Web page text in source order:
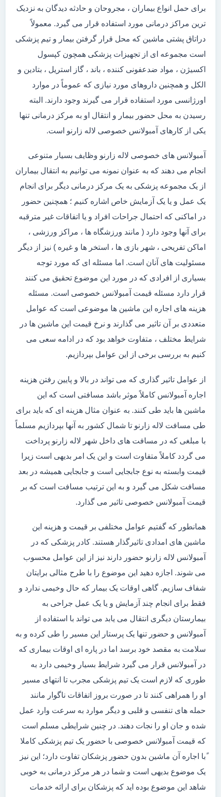
برای حمل انواع بیماران ، مجروحان و حادثه دیدگان به نزدیک
ترین مراکز درمانی مورد استفاده قرار می گیرد. معمولاً
دراتاق پشتی ماشین که محل قرار گرفتن بیمار و تیم پزشکی
است مجموعه ای از تجهیزات پزشکی همچون کپسول
اکسیژن ، مواد ضدعفونی کننده ، باند ، گاز استریل ، بتادین و
الکل و همچنین داروهای مورد نیازی که عموماً در موارد
اورژانسی مورد استفاده قرار می گیرند وجود دارند. البته
رسیدن به محل حضور بیمار و انتقال او به مرکز درمانی تنها
یکی از کارهای آمبولانس خصوصی لاله زارنو است.
آمبولانس های خصوصی لاله زارنو وظایف بسیار متنوعی
انجام می دهند که به عنوان نمونه می توانیم به انتقال بیماران
از یک مجموعه پزشکی به یک مرکز درمانی دیگر برای انجام
یک عمل و یا یک آزمایش خاص اشاره کنیم ؛ همچنین حضور
در اماکنی که احتمال جراحات افراد و یا اتفاقات غیر مترقبه
برای آنها وجود دارد ( مانند ورزشگاه ها ، مراکز ورزشی ،
اماکن تفریحی ، شهر بازی ها ، استخر ها و غیره ) نیز از دیگر
مسئولیت های آنان است. اما مسئله ای که مورد توجه
بسیاری از افرادی که در مورد این موضوع تحقیق می کنند
قرار دارد مسئله قیمت آمبولانس خصوصی است. مسئله
هزینه های اجاره این ماشین ها موضوعی است که عوامل
متعددی بر آن تاثیر می گذارند و نرخ قیمت این ماشین ها در
شرایط مختلف ، متفاوت خواهد بود که در ادامه سعی می
کنیم به بررسی برخی از این عوامل بپردازیم.
از عوامل تاثیر گذاری که می تواند در بالا و پایین رفتن هزینه
اجاره آمبولانس کاملاً موثر باشد مسافتی است که این
ماشین ها باید طی کنند. به عنوان مثال هزینه ای که باید برای
طی مسافت لاله زارنو تا شمال کشور به آنها بپردازیم مسلماً
با مبلغی که در مسافت های داخل شهر لاله زارنو پرداخت
می گردد کاملاً متفاوت است و این یک امر بدیهی است زیرا
قیمت وابسته به نوع جابجایی است و جابجایی همیشه در بعد
مسافت شکل می گیرد و به این ترتیب مسافت است که بر
قیمت آمبولانس خصوصی تاثیر می گذارد.
همانطور که گفتیم عوامل مختلفی بر قیمت و هزینه این
ماشین های امدادی تاثیرگذار هستند. کادر پزشکی که در
آمبولانس لاله زارنو حضور دارند نیز از این عوامل محسوب
می شوند. اجازه دهید این موضوع را با طرح مثالی برایتان
شفاف سازیم. گاهی اوقات یک بیمار که حال وخیمی ندارد و
فقط برای انجام چند آزمایش و یا یک عمل جراحی به
بیمارستان دیگری انتقال می یابد می تواند با استفاده از
آمبولانس و حضور تنها یک پرستار این مسیر را طی کرده و به
سلامت به مقصد خود برسد اما در پاره ای اوقات بیماری که
در آمبولانس قرار می گیرد شرایط بسیار وخیمی دارد به
طوری که لازم است یک تیم پزشکی مجرب تا انتهای مسیر
او را همراهی کنند تا در صورت بروز اتفاقات ناگوار مانند
حمله های تنفسی و قلبی و دیگر موارد به سرعت وارد عمل
شده و جان او را نجات دهند. در چنین شرایطی مسلم است
که قیمت آمبولانس خصوصی با حضور یک تیم پزشکی کاملا
ًبا اجاره آن ماشین بدون حضور پزشکان تفاوت دارد؛ این نیز
یک موضوع بدیهی است و شما در هر مرکز درمانی به خوبی
شاهد این موضوع بوده اید که پزشکان برای ارائه خدمات